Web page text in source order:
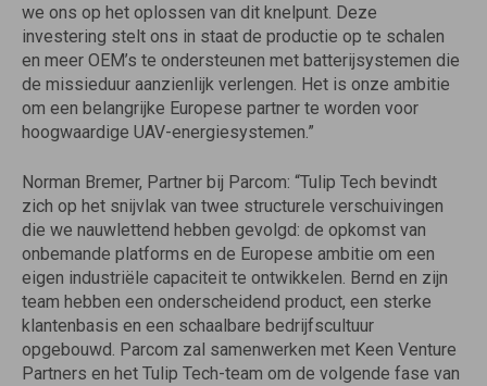
we ons op het oplossen van dit knelpunt. Deze
investering stelt ons in staat de productie op te schalen
en meer OEM’s te ondersteunen met batterijsystemen die
de missieduur aanzienlijk verlengen. Het is onze ambitie
om een ​​belangrijke Europese partner te worden voor
hoogwaardige UAV-energiesystemen.”
Norman Bremer, Partner bij Parcom: “Tulip Tech bevindt
zich op het snijvlak van twee structurele verschuivingen
die we nauwlettend hebben gevolgd: de opkomst van
onbemande platforms en de Europese ambitie om een ​​
eigen industriële capaciteit te ontwikkelen. Bernd en zijn
team hebben een onderscheidend product, een sterke
klantenbasis en een schaalbare bedrijfscultuur
opgebouwd. Parcom zal samenwerken met Keen Venture
Partners en het Tulip Tech-team om de volgende fase van